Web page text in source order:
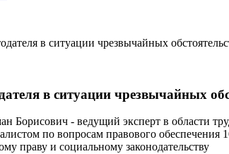
в ситуации чрезвычайных
в ситуации чрезвычайных
Борисович - ведущий эксперт в
по вопросам правового обеспечения
праву и социальному законодательству